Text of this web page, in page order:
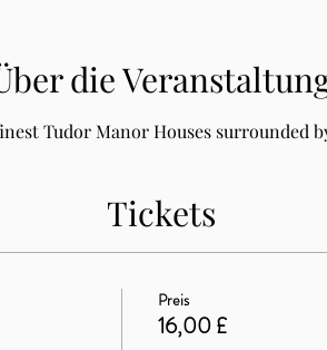
die
Tudor Manor Houses surrounded
Tickets
Preis
16,00 £